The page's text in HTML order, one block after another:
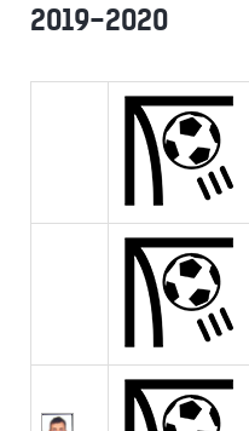
2019-2020